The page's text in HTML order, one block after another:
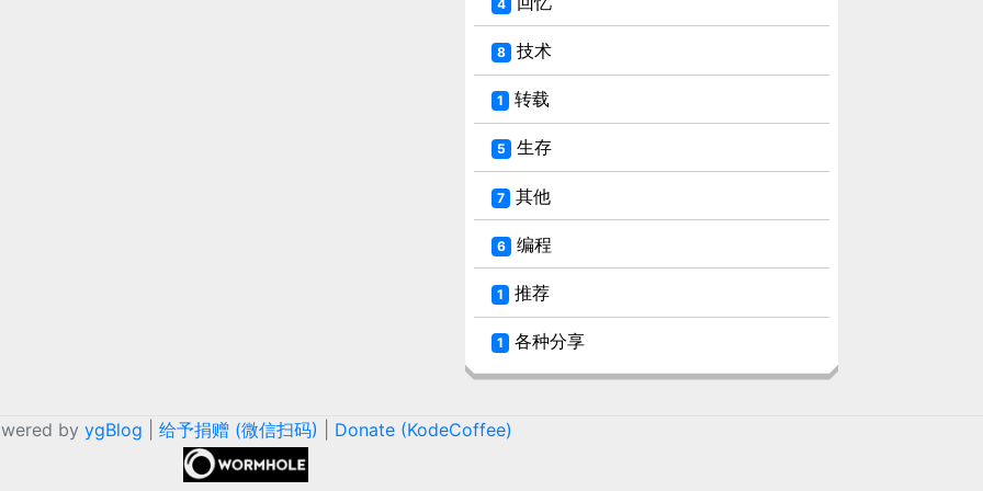
4
8 技术
1 转载
5 生存
7 其他
6 编程
1 推荐
1 各种分享
by ygBlog 给予捐赠 (微信扫码) Donate (KodeCoffee)